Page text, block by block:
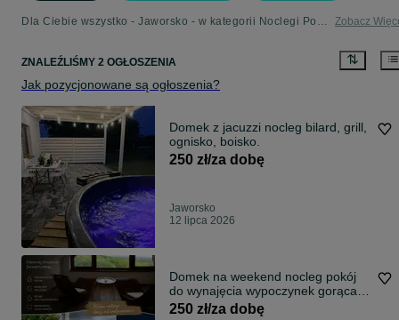
Dla Ciebie wszystko - Jaworsko - w kategorii Noclegi Polska Zobacz
ZNALEŹLIŚMY 2 OGŁOSZENIA
Jak pozycjonowane są ogłoszenia?
Domek z jacuzzi nocleg bilard, grill,
ognisko, boisko.
250 zł/za dobę
Jaworsko
12 lipca 2026
Domek na weekend nocleg pokój
do wynajęcia wypoczynek gorąca
balia jacuzzi w spokojnej okolicy
250 zł/za dobę